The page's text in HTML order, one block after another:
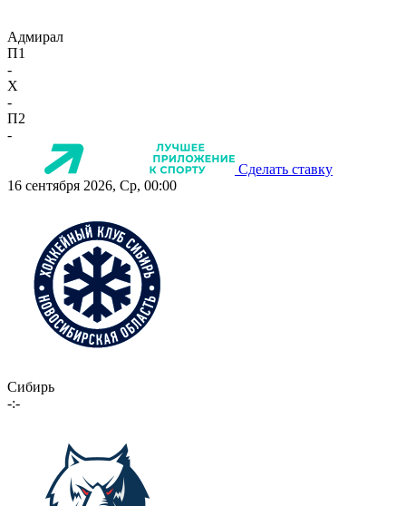
Адмирал
П1
-
X
-
П2
-
Сделать ставку
16 сентября 2026, Ср, 00:00
Сибирь
-:-